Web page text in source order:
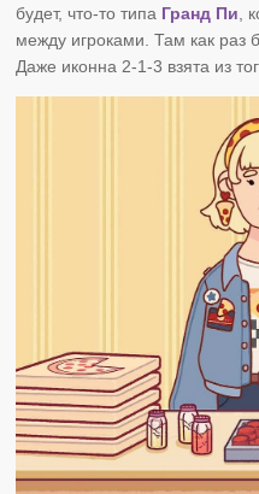
будет, что-то типа Гранд Пи ,
между игроками. Там как раз
Даже иконна 2-1-3 взята из